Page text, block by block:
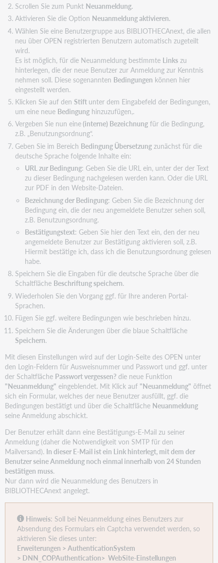
Scrollen Sie zum Punkt Neuanmeldung.
Aktivieren Sie die Option Neuanmeldung aktivieren.
Wählen Sie eine Benutzergruppe aus BIBLIOTHECAnext, die allen
neu über OPEN registrierten Benutzern automatisch zugeteilt
wird.
Es ist möglich, für die Neuanmeldung bestimmte Linkszu
hinterlegen, die der neue Benutzer zur Anmeldung zur Kenntnis
nehmen soll. Diese sogenannten Bedingungen können hier
eingestellt werden.
Klicken Sie auf den Stift unter dem Eingabefeld der Bedingungen,
um eine neue Bedingunghinzuzufügen,.
Vergeben Sie nun eine(interne) Bezeichnungfür die Bedingung,
z.B. „Benutzungsordnung“.
Geben Sie im Bereich Bedingung Übersetzungzunächst für die
deutsche Sprache folgende Inhalte ein:
URL zur Bedingung: Geben Sie die URL ein, unter der der Text
zu dieser Bedingung nachgelesen werden kann. Oder die URL
zur PDF in den Website-Dateien.
Bezeichnung der Bedingung: Geben Sie die Bezeichnung der
Bedingung ein, die der neu angemeldete Benutzer sehen soll,
z.B. Benutzungsordnung.
Bestätigungstext: Geben Sie hier den Text ein, den der neu
angemeldete Benutzer zur Bestätigung aktivieren soll, z.B.
Hiermit bestätige ich, dass ich die Benutzungsordnung gelesen
habe.
Speichern Sie die Eingaben für die deutsche Sprache über die
Schaltfläche Beschriftung speichern.
Wiederholen Sie den Vorgang ggf. für Ihre anderen Portal-
Sprachen.
Fügen Sie ggf. weitere Bedingungen wie beschrieben hinzu.
Speichern Sie die Änderungen über die blaue Schaltfläche
Speichern.
Mit diesen Einstellungen wird auf der Login-Seite des OPEN unter
den Login-Feldern für Ausweisnummer und Passwort und ggf. unter
der Schaltfläche Passwort vergessen? die neue Funktion
"Neuanmeldung" eingeblendet. Mit Klick auf "Neuanmeldung" öffnet
sich ein Formular, welches der neue Benutzer ausfüllt, ggf. die
Bedingungen bestätigt und über die Schaltfläche Neuanmeldung
seine Anmeldung abschickt.
Der Benutzer erhält dann eine Bestätigungs-E-Mail zu seiner
Anmeldung (daher die Notwendigkeit von SMTP für den
Mailversand). In dieser E-Mail ist ein Link hinterlegt, mit dem der
Benutzer seine Anmeldung noch einmal innerhalb von 24 Stunden
bestätigen muss.
Nur dann wird die Neuanmeldung des Benutzers in
BIBLIOTHECAnext angelegt.
Hinweis: Soll bei Neuanmeldung eines Benutzers zur
Absendung des Formulars ein Captcha verwendet werden, so
aktivieren Sie dieses unter:
Erweiterungen > AuthenticationSystem
> DNN_COPAuthentication> WebSite-Einstellungen